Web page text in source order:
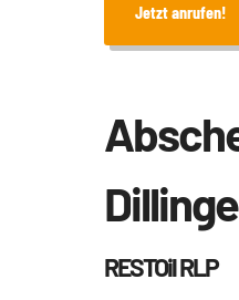
Jetzt anrufen!
RESTOil RLP